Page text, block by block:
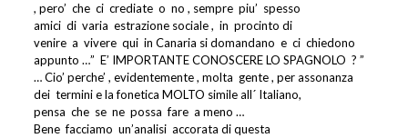
, pero’ che ci crediate o no , sempre piu’ spesso
amici di varia estrazione sociale , in procinto di
venire a vivere qui in Canaria si domandano e ci chiedono
appunto …” E’ IMPORTANTE CONOSCERE LO SPAGNOLO ? ”
… Cio’ perche’ , evidentemente , molta gente , per assonanza
dei termini e la fonetica MOLTO simile all´ Italiano,
pensa che se ne possa fare a meno …
Bene facciamo un’analisi accorata di questa